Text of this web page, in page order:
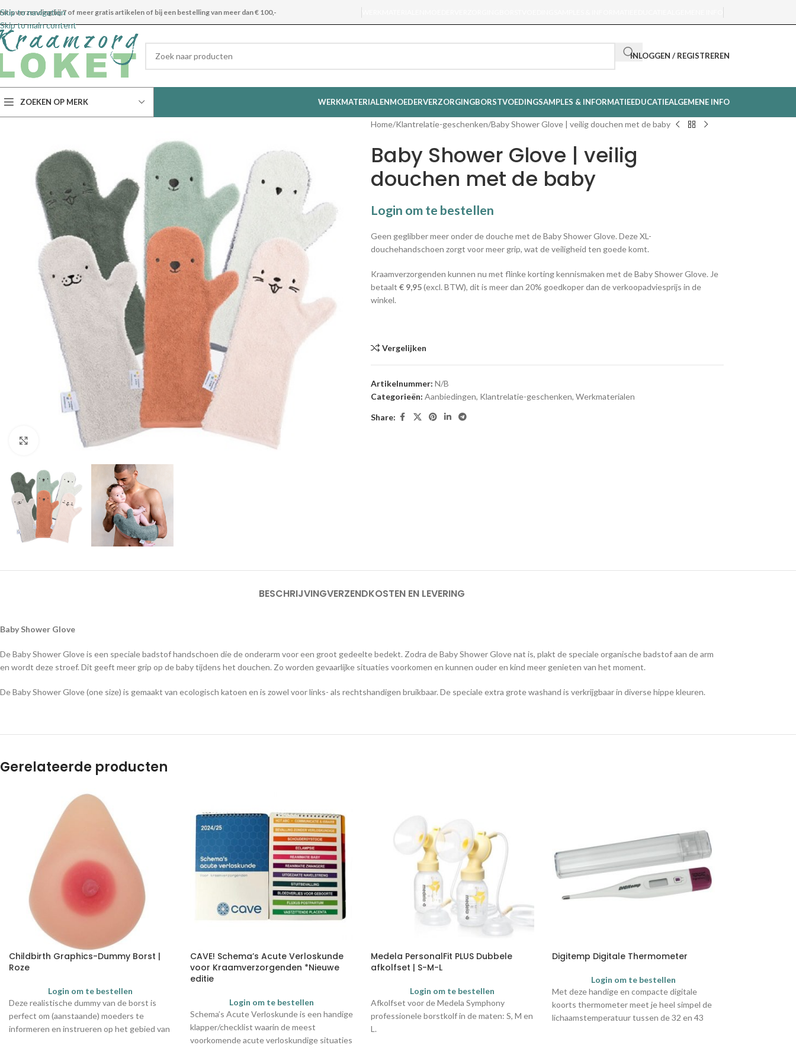
Skip to navigation
Skip to main content
verzending bij 7 of meer gratis artikelen of bij een bestelling van meer dan € 100,-
INLOGGEN / REGISTREREN
ZOEKEN OP MERK WERKMATERIALENMOEDERVERZORGINGBORSTVOEDINGSAMPLES & INFORMATIEEDUCATIEALGEMENE INFO
Klik om te vergroten
Home Klantrelatie-geschenken Baby Shower Glove | veilig douchen met de baby
Baby Shower Glove | veilig
douchen met de baby
Login om te bestellen
Geen geglibber meer onder de douche met de Baby Shower Glove. Deze XL-
douchehandschoen zorgt voor meer grip, wat de veiligheid ten goede komt.
Kraamverzorgenden kunnen nu met flinke korting kennismaken met de Baby Shower Glove. Je
betaalt € 9,95(excl. BTW), dit is meer dan 20% goedkoper dan de verkoopadviesprijs in de
winkel.
Vergelijken
Artikelnummer: N/B
Categorieën: Aanbiedingen, Klantrelatie-geschenken, Werkmaterialen
Share:
BESCHRIJVINGVERZENDKOSTEN EN LEVERING
Baby Shower Glove
De Baby Shower Glove is een speciale badstof handschoen die de onderarm voor een groot gedeelte bedekt. Zodra de Baby Shower Glove nat is, plakt de speciale organische badstof aan de arm
en wordt deze stroef. Dit geeft meer grip op de baby tijdens het douchen. Zo worden gevaarlijke situaties voorkomen en kunnen ouder en kind meer genieten van het moment.
De Baby Shower Glove (one size) is gemaakt van ecologisch katoen en is zowel voor links- als rechtshandigen bruikbaar. De speciale extra grote washand is verkrijgbaar in diverse hippe kleuren.
Gerelateerde producten
Childbirth Graphics-Dummy Borst |
Roze
Login om te bestellen
Deze realistische dummy van de borst is
perfect om (aanstaande) moeders te
informeren en instrueren op het gebied van
CAVE! Schema’s Acute Verloskunde
voor Kraamverzorgenden *Nieuwe
editie
Login om te bestellen
Schema’s Acute Verloskunde is een handige
klapper/checklist waarin de meest
voorkomende acute verloskundige situaties
Medela PersonalFit PLUS Dubbele
afkolfset | S-M-L
Login om te bestellen
Afkolfset voor de Medela Symphony
professionele borstkolf in de maten: S, M en
L.
Digitemp Digitale Thermometer
Login om te bestellen
Met deze handige en compacte digitale
koorts thermometer meet je heel simpel de
lichaamstemperatuur tussen de 32 en 43